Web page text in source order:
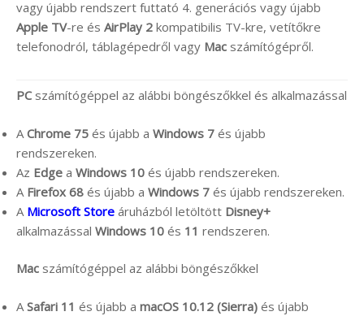
vagy újabb rendszert futtató 4. generációs vagy újabb
Apple TV-re és AirPlay 2 kompatibilis TV-kre, vetítőkre
telefonodról, táblagépedről vagy Mac számítógépről.
PC számítógéppel az alábbi böngészőkkel és alkalmazással
A Chrome 75 és újabb a Windows 7 és újabb
rendszereken.
Az Edge a Windows 10 és újabb rendszereken.
A Firefox 68 és újabb a Windows 7 és újabb rendszereken.
A Microsoft Store áruházból letöltött Disney+
alkalmazással Windows 10 és 11 rendszeren.
Mac számítógéppel az alábbi böngészőkkel
A Safari 11 és újabb a macOS 10.12 (Sierra) és újabb